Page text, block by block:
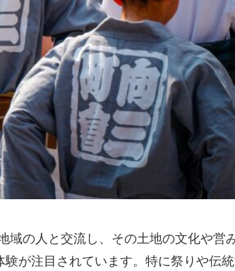
域の人と交流し、その土地の文化や営
が注目されています。特に祭りや伝